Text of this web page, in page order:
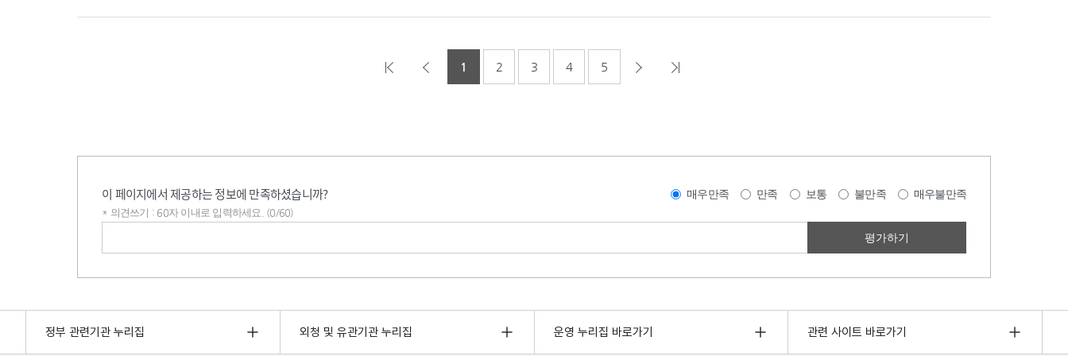
1 2 3 4 5
이 페이지에서 제공하는 정보에 만족하셨습니까? 매우만족 만족 보통 불만족 매우불만족
* 의견쓰기 : 60자 이내로 입력하세요. (0/60)
정부 관련기관 누리집 외청 및 유관기관 누리집 운영 누리집 바로가기 관련 사이트 바로가기